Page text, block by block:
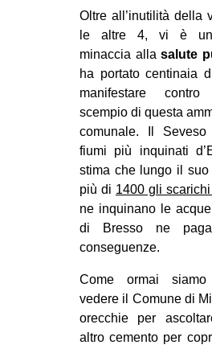
Oltre all’inutilità della
le altre 4, vi è
minaccia alla salute
ha portato centinaia
manifestare contro
scempio di questa
comunale. Il
fiumi più inquinati
stima che lungo il suo
più di 1400 gli
ne inquinano le
di Bresso ne
conseguenze.
Come ormai
vedere il Comune di
orecchie per
altro cemento per